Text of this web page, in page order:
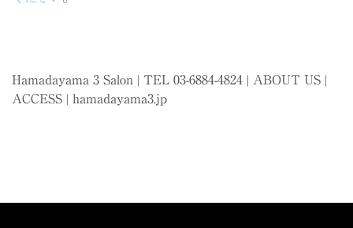
Hamadayama 3 Salon | TEL 03-6884-4824 | ABOUT US |
ACCESS | hamadayama3.jp